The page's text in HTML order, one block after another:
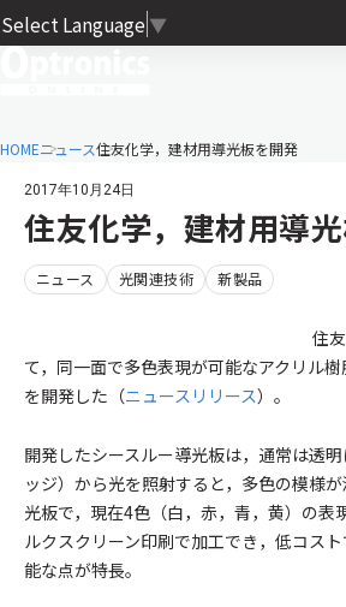
Select Language ▼
HOMEニュース住友化学，建材用導光板を開発
2017年10月24日
住友化学，建材用導
ニュース 光関連技術 新製品
住
て，同一面で多色表現が可能なアクリル
を開発した（ニュースリリース）。
開発したシースルー導光板は，通常は透
ッジ）から光を照射すると，多色の模様
光板で，現在4色（白，赤，青，黄）の表
ルクスクリーン印刷で加工でき，低コス
能な点が特長。